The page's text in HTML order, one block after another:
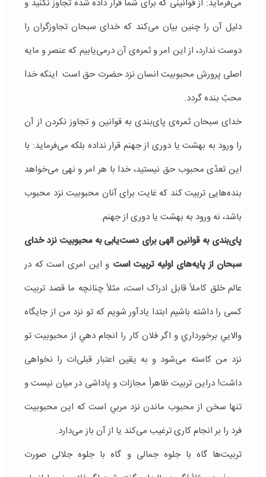
می‌فرماید: از قوانینی که برای شما قرار داده شده تجاوز نکنید و
دلیل آن را چنین بیان می‌کند که خدای سبحان تجاوزگران را
دوست ندارد، از این امر و ثمره‌ی آن درمی‌یابیم که عنصر و مایه
اصلی پرورش محبوبیت انسان نزد حضرت حق است اینکه خدا
محبّ بنده گردد.
خدای سبحان ثمره‌ی پای‌بندی به قوانین و تجاوز نکردن از آن
را ورود به بهشت یا دوری از جهنم قرار نداده بلکه می‌فرماید: با
این تعدّی محبوب حق نیستید، خدا با هر امر و نهی می‌خواهد
بنده‌‎هایی تربیت کند که غایت برای آنان محبوبیت نزد محبوب
باشد، نه ورود به بهشت یا دوری از جهنم.
پای‌بندی به قوانین الهی برای دست‌یابی به محبوبیت نزد خدای
سبحان از پایه‌های اولیه تربیت است و این امری است که در
عالم خلق کاملاً قابل ادراک است، مثلاً چنانچه ما قصد تربیت
کسی را داشته باشیم ابتدا یادآور شویم كه تو نزد من از جايگاه
والايي برخورداري و اگر فلان كار را انجام دهي از محبوبیت تو
نزد من کاسته می‌شود و به یقین اعتبار قبلی‌ات را نخواهی
داشت! دراین تربیت ظاهراً مجازات و پاداشی در میان نیست و
تنها سخن از محبوب ماندن نزد مربي است که اين محبوبيت
فرد را بر انجام کاری ترغیب می‌کند یا از آن باز می‌دارد.
تربیت‌ها گاه با جلوه جمالی و گاه با جلوه جلالی صورت